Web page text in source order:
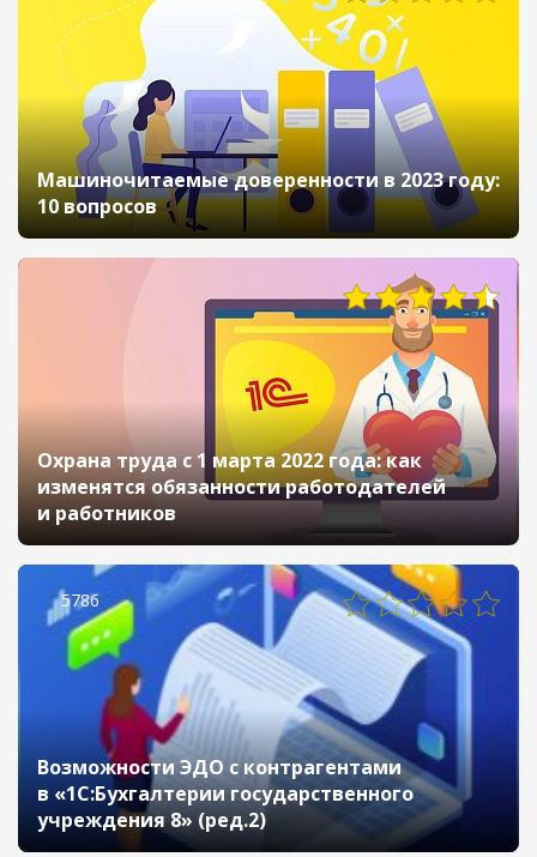
Машиночитаемые доверенности в 2023 году:
10 вопросов
Охрана труда с 1 марта 2022 года: как
изменятся обязанности работодателей
и работников
5786
Возможности ЭДО с контрагентами
в «1С:Бухгалтерии государственного
учреждения 8» (ред.2)